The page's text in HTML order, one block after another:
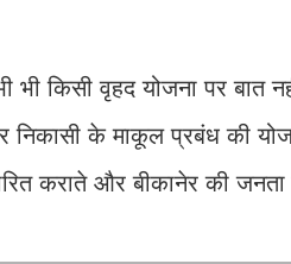
किसी वृहद योजना पर बात
के माकूल प्रबंध की
कराते और बीकानेर की जनता